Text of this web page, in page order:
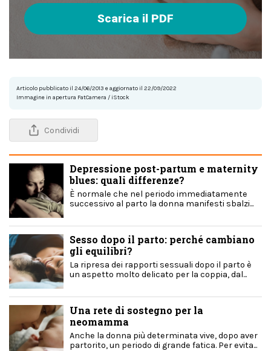
Scarica il PDF
Articolo pubblicato il 24/06/2013 e aggiornato il 22/09/2022
Immagine in apertura FatCamera / iStock
Condividi
Depressione post-partum e maternity
blues: quali differenze?
È normale che nel periodo immediatamente
successivo al parto la donna manifesti sbalzi...
Sesso dopo il parto: perché cambiano
gli equilibri?
La ripresa dei rapporti sessuali dopo il parto è
un aspetto molto delicato per la coppia, dal...
Una rete di sostegno per la
neomamma
Anche la donna più determinata vive, dopo aver
partorito, un periodo di grande fatica. Per evita...